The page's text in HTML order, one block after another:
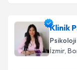
Klinik
Psikoloji
İzmir,